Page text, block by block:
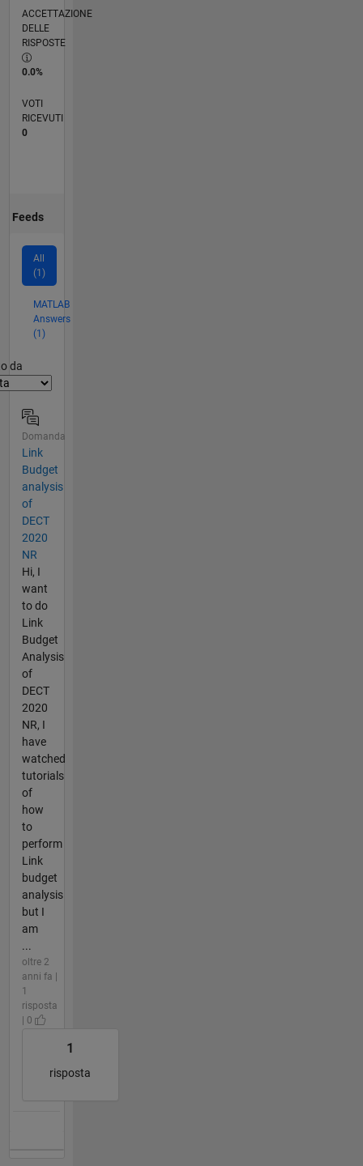
ACCETTAZIONE
DELLE
RISPOSTE
0.0%
VOTI
RICEVUTI
0
Feeds
All
(1)
MATLAB
Answers
(1)
da
Domanda
Link
Budget
analysis
of
DECT
2020
NR
Hi, I
want
to do
Link
Budget
Analysis
of
DECT
2020
NR, I
have
watched
tutorials
of
how
to
perform
Link
budget
analysis
but I
am
...
oltre 2
anni fa |
1
risposta
| 0
1
risposta